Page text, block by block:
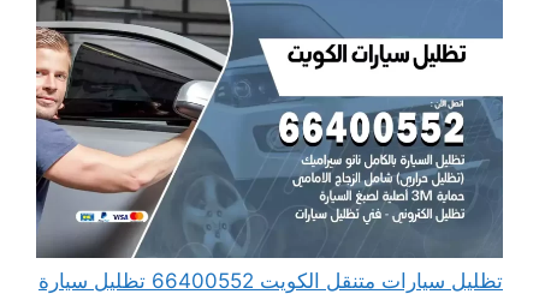
تظليل سيارات متنقل الكويت 66400552 تظليل سيارة